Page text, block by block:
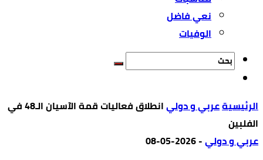
نعي فاضل
الوفيات
‫الرئيسية‬عربي و دولي
انطلاق فعاليات قمة الآسيان الـ48 في
الفلبين
عربي و دولي-
2026-05-08